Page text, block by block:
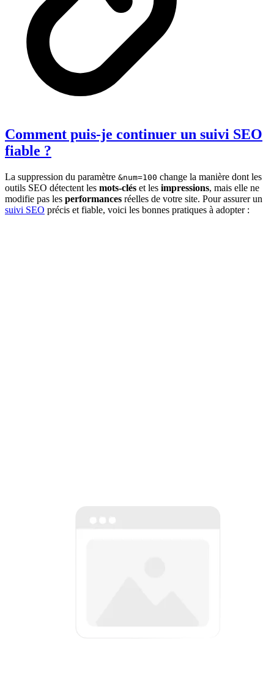
Comment puis-je continuer un suivi SEO
fiable ?
La suppression du paramètre &num=100 change la manière dont les
outils SEO détectent les mots-clés et les impressions, mais elle ne
modifie pas les performances réelles de votre site. Pour assurer un
suivi SEO précis et fiable, voici les bonnes pratiques à adopter :